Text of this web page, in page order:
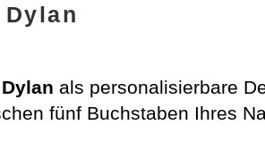
Dylan als personalisierbare
fünf Buchstaben Ihres